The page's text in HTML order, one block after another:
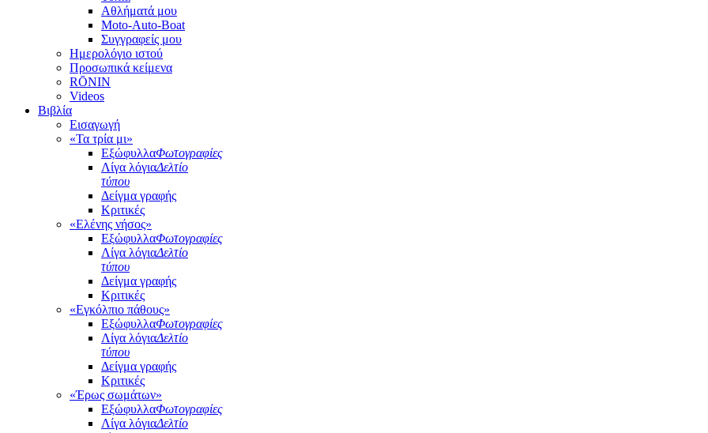
Αθλήματά μου
Moto-Auto-Boat
Συγγραφείς μου
Ημερολόγιο ιστού
Προσωπικά κείμενα
RŌNIN
Videos
Βιβλία
Εισαγωγή
«Τα τρία μι»
ΕξώφυλλαΦωτογραφίες
Λίγα λόγιαΔελτίο
τύπου
Δείγμα γραφής
Κριτικές
«Ελένης νήσος»
ΕξώφυλλαΦωτογραφίες
Λίγα λόγιαΔελτίο
τύπου
Δείγμα γραφής
Κριτικές
«Εγκόλπιο πάθους»
ΕξώφυλλαΦωτογραφίες
Λίγα λόγιαΔελτίο
τύπου
Δείγμα γραφής
Κριτικές
«Έρως σωμάτων»
ΕξώφυλλαΦωτογραφίες
Λίγα λόγιαΔελτίο